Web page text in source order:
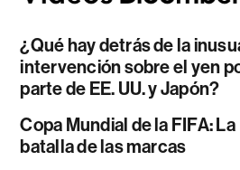
¿Qué hay detrás de la
intervención sobre el yen
parte de EE. UU. y Japón?
Copa Mundial de la FIFA: La
batalla de las marcas